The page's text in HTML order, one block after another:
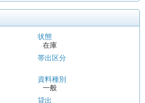
状態
在庫
帯出区分
資料種別
一般
貸出